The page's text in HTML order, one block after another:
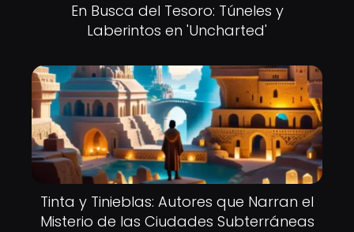
En Busca del Tesoro: Túneles y
Laberintos en 'Uncharted'
Tinta y Tinieblas: Autores que Narran el
Misterio de las Ciudades Subterráneas